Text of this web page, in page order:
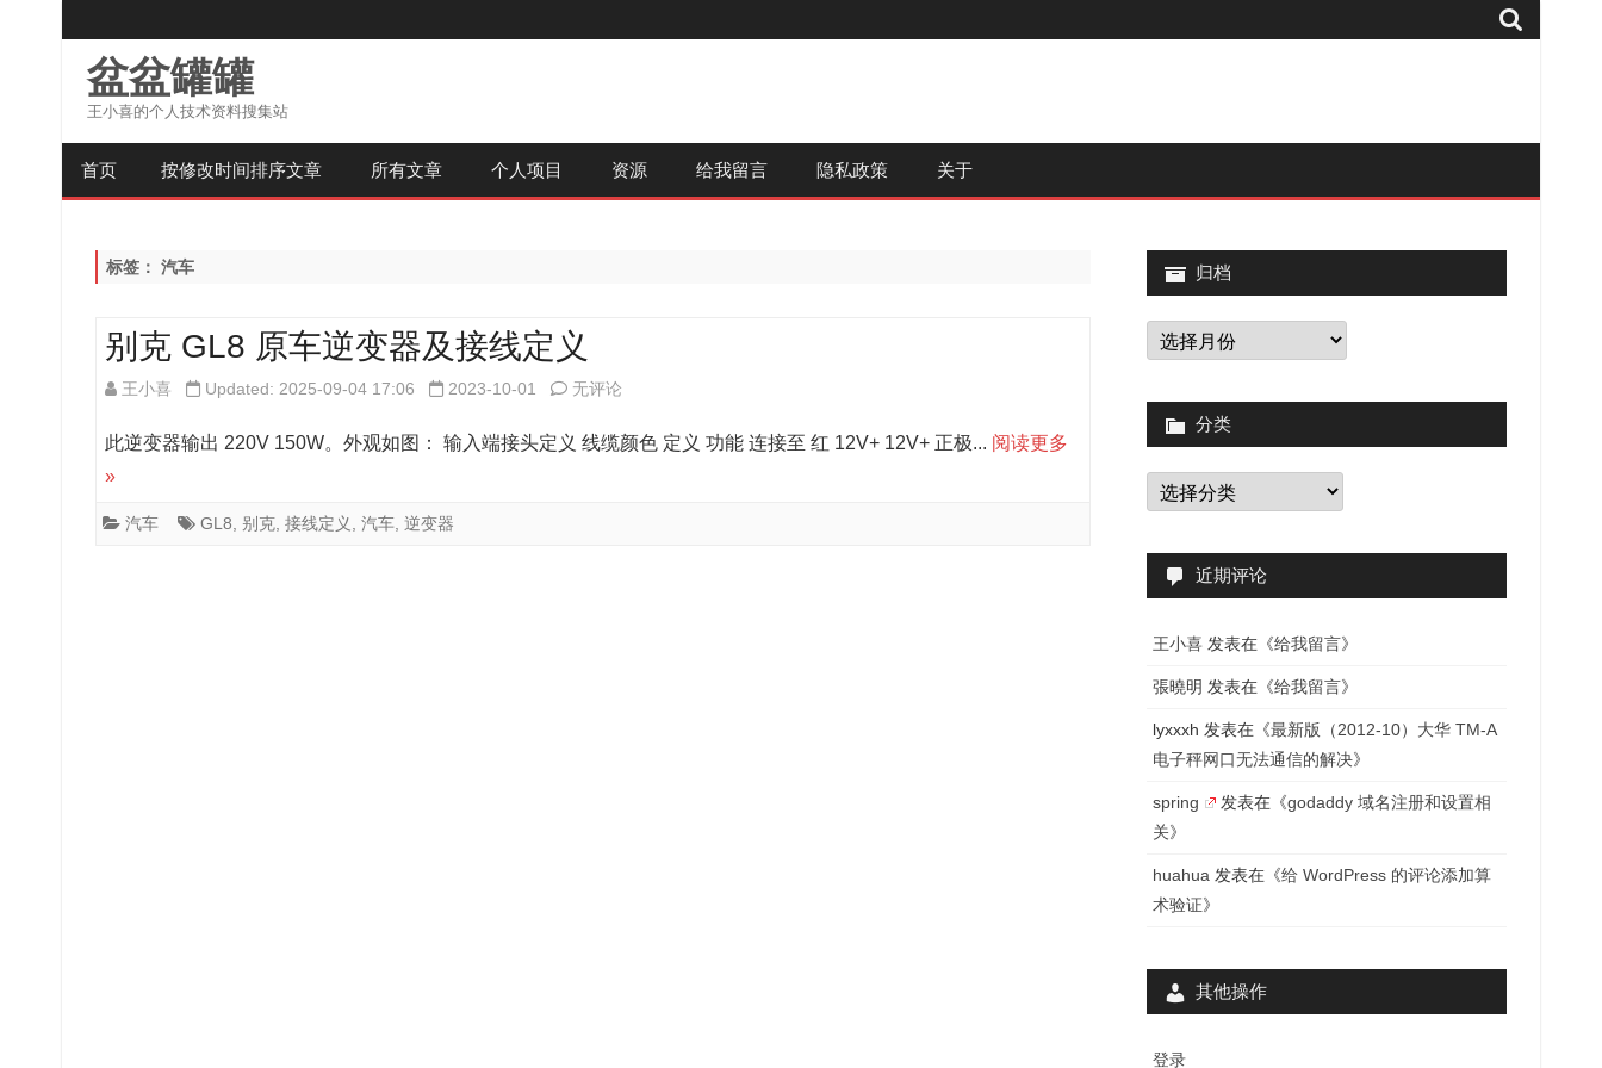
盆盆罐罐
王小喜的个人技术资料搜集站
至
首页 按修改时间排序文章 所有文章 个人项目 资源 给我留言 隐私政策 关于
标签： 汽车
别克 GL8 原车逆变器及接线定义
王小喜 Updated: 2025-09-04 17:06 2023-10-01 别
无评论
此逆变器输出 220V 150W。外观如图： 输入端接头定义 线缆颜色 定义 功能 连接至 红 12V+ 12V+ 正极... 阅读更多
»
汽车 GL8 别克 接线定义 汽车 逆变器
归档
归
档
分类
分
类
近期评论
王小喜 发表在《给我留言》
張曉明 发表在《给我留言》
lyxxxh 发表在《最新版（2012-10）大华 TM-A
电子秤网口无法通信的解决》
spring 发表在《godaddy 域名注册和设置相
关》
huahua 发表在《给 WordPress 的评论添加算
术验证》
其他操作
登录